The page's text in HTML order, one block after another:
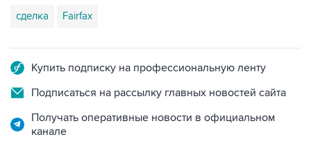
сделка Fairfax
Купить подписку на профессиональную ленту
Подписаться на рассылку главных новостей сайта
Получать оперативные новости в официальном
канале